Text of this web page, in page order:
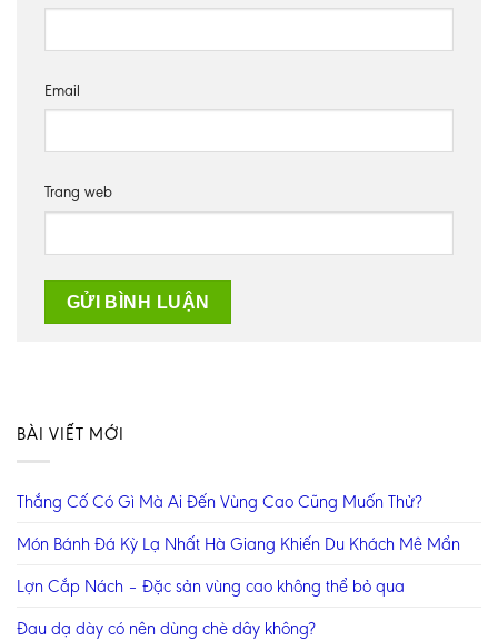
Email
Trang web
BÀI VIẾT MỚI
Thắng Cố Có Gì Mà Ai Đến Vùng Cao Cũng Muốn Thử?
Món Bánh Đá Kỳ Lạ Nhất Hà Giang Khiến Du Khách Mê Mẩn
Lợn Cắp Nách – Đặc sản vùng cao không thể bỏ qua
Đau dạ dày có nên dùng chè dây không?